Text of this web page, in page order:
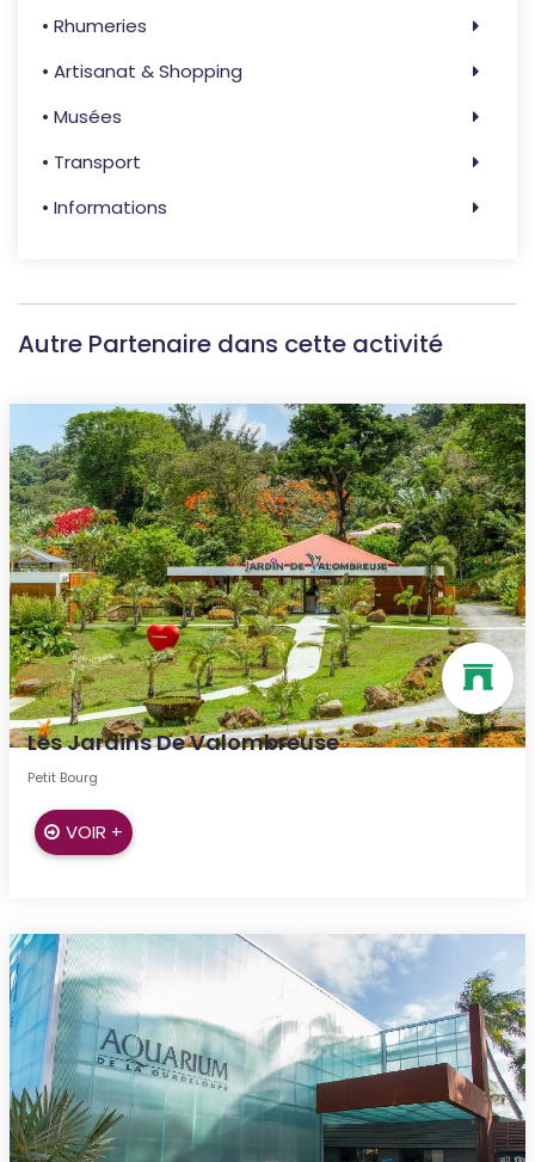
• Rhumeries
• Artisanat & Shopping
• Musées
• Transport
• Informations
Autre Partenaire dans cette activité
Les Jardins De Valombreuse
Petit Bourg
VOIR +